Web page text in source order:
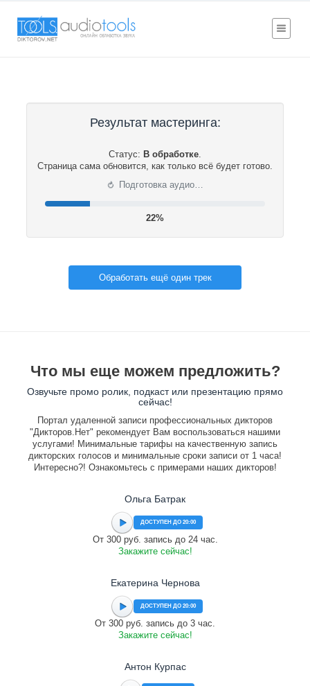
Результат мастеринга:
Статус: В обработке.
Страница сама обновится, как только всё будет готово.
⟳ Подготовка аудио…
22%
Обработать ещё один трек
Что мы еще можем предложить?
Озвучьте промо ролик, подкаст или презентацию прямо
сейчас!
Портал удаленной записи профессиональных дикторов
"Дикторов.Нет" рекомендует Вам воспользоваться нашими
услугами! Минимальные тарифы на качественную запись
дикторских голосов и минимальные сроки записи от 1 часа!
Интересно?! Ознакомьтесь с примерами наших дикторов!
Ольга Батрак
ДОСТУПЕН ДО 20:00
От 300 руб. запись до 24 час.
Закажите сейчас!
Екатерина Чернова
ДОСТУПЕН ДО 20:00
От 300 руб. запись до 3 час.
Закажите сейчас!
Антон Курпас